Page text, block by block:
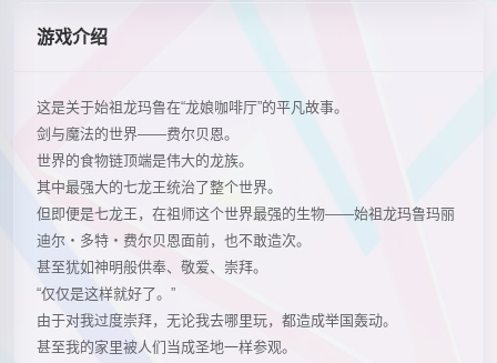
游戏介绍
这是关于始祖龙玛鲁在“龙娘咖啡厅”的平凡故事。
剑与魔法的世界——费尔贝恩。
世界的食物链顶端是伟大的龙族。
其中最强大的七龙王统治了整个世界。
但即便是七龙王，在祖师这个世界最强的生物——始祖龙玛鲁玛丽
迪尔・多特・费尔贝恩面前，也不敢造次。
甚至犹如神明般供奉、敬爱、崇拜。
“仅仅是这样就好了。”
由于对我过度崇拜，无论我去哪里玩，都造成举国轰动。
甚至我的家里被人们当成圣地一样参观。